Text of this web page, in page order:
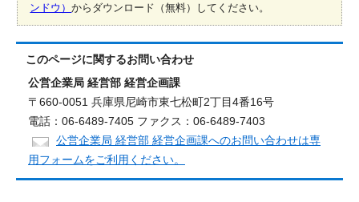
ンドウ）からダウンロード（無料）してください。
このページに関するお問い合わせ
公営企業局 経営部 経営企画課
〒660-0051 兵庫県尼崎市東七松町2丁目4番16号
電話：06-6489-7405 ファクス：06-6489-7403
公営企業局 経営部 経営企画課へのお問い合わせは専
用フォームをご利用ください。